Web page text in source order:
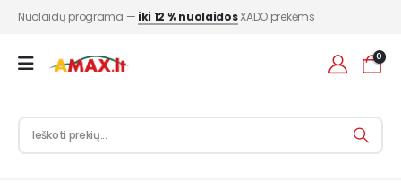
Nuolaidų programa — iki 12 % nuolaidosXADO prekėms
0